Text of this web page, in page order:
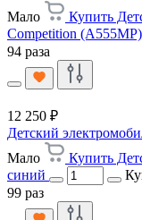
Мало
Купить
Competition
94 раза
12 250 ₽
Детский
Мало
Купить
синий
99 раз